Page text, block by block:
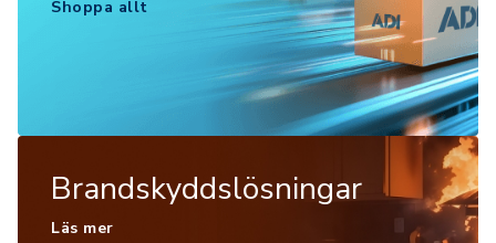
Shoppa allt
Brandskyddslösningar
Läs mer